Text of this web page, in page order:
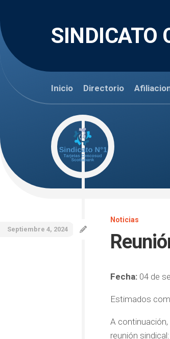
content
SINDICATO
Inicio Directorio
Noticias
Septiembre 4, 2024
Fecha: 04 de
Estimados
A
reunión sindical: